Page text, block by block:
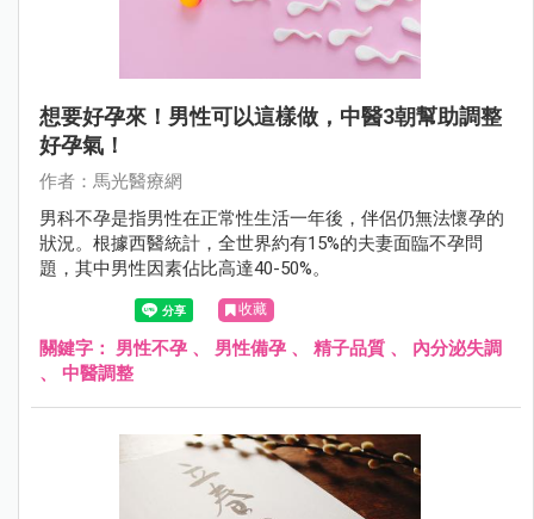
想要好孕來！男性可以這樣做，中醫3朝幫助調整
好孕氣！
作者：馬光醫療網
男科不孕是指男性在正常性生活一年後，伴侶仍無法懷孕的
狀況。根據西醫統計，全世界約有15%的夫妻面臨不孕問
題，其中男性因素佔比高達40-50%。
收藏
關鍵字： 男性不孕 、 男性備孕 、 精子品質 、 內分泌失調
、 中醫調整